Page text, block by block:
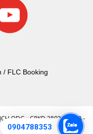
0904788353
/ FLC Booking
ODG - GPKD 2802404258 -
- GPKD DV LHNĐ: 38-